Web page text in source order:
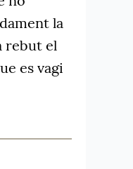
la
rebut el
es vagi